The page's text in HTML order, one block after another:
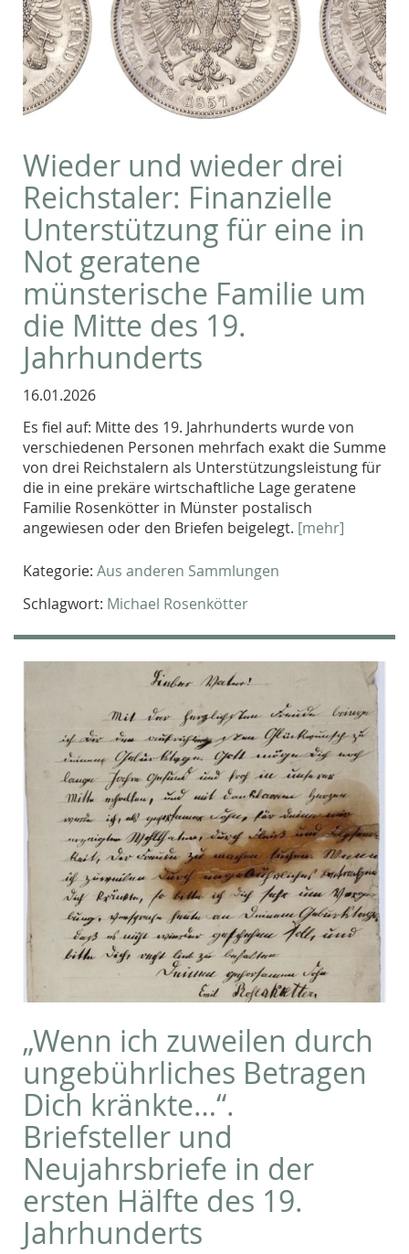
Wieder und wieder drei
Reichstaler: Finanzielle
Unterstützung für eine in
Not geratene
münsterische Familie um
die Mitte des 19.
Jahrhunderts
16.01.2026
Es fiel auf: Mitte des 19. Jahrhunderts wurde von
verschiedenen Personen mehrfach exakt die Summe
von drei Reichstalern als Unterstützungsleistung für
die in eine prekäre wirtschaftliche Lage geratene
Familie Rosenkötter in Münster postalisch
angewiesen oder den Briefen beigelegt. [mehr]
Kategorie: Aus anderen Sammlungen
Schlagwort: Michael Rosenkötter
„Wenn ich zuweilen durch
ungebührliches Betragen
Dich kränkte…“.
Briefsteller und
Neujahrsbriefe in der
ersten Hälfte des 19.
Jahrhunderts